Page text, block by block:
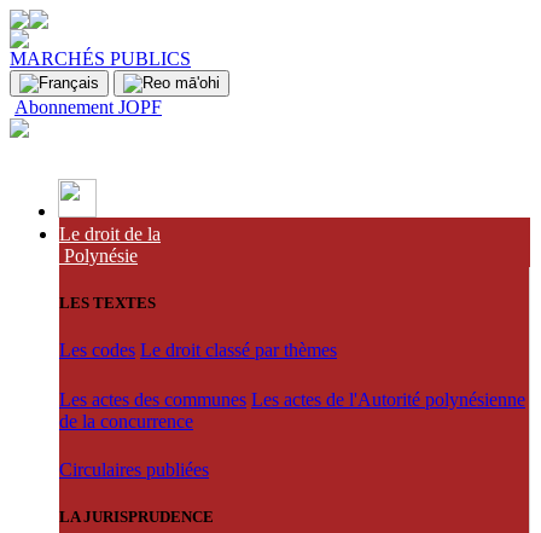
MARCHÉS PUBLICS
Abonnement JOPF
Le droit de la
Polynésie
LES TEXTES
Les codes Le droit classé par thèmes
Les actes des communes Les actes de l'Autorité polynésienne
de la concurrence
Circulaires publiées
LA JURISPRUDENCE